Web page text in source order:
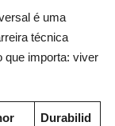
é uma
técnica
que importa: viver
Durabilid